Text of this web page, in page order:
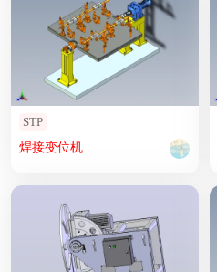
STP
焊接变位机